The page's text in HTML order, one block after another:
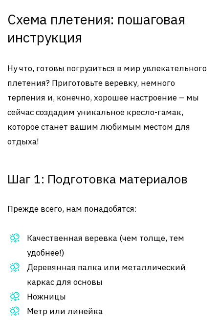
Схема плетения: пошаговая
инструкция
Ну что, готовы погрузиться в мир увлекательного
плетения? Приготовьте веревку, немного
терпения и, конечно, хорошее настроение – мы
сейчас создадим уникальное кресло-гамак,
которое станет вашим любимым местом для
отдыха!
Шаг 1: Подготовка материалов
Прежде всего, нам понадобятся:
Качественная веревка (чем толще, тем
удобнее!)
Деревянная палка или металлический
каркас для основы
Ножницы
Метр или линейка